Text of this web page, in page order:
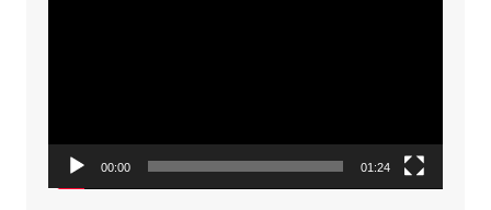
00:00 01:24